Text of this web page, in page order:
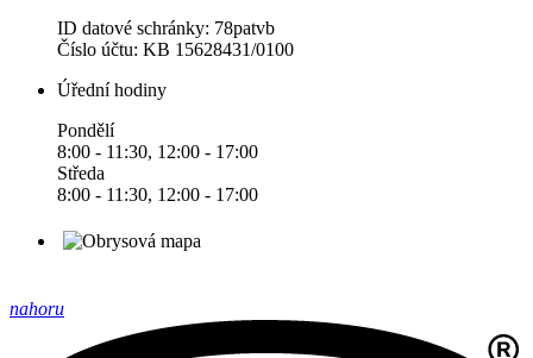
ID datové schránky: 78patvb
Číslo účtu: KB 15628431/0100
Úřední hodiny
Pondělí
8:00 - 11:30, 12:00 - 17:00
Středa
8:00 - 11:30, 12:00 - 17:00
nahoru